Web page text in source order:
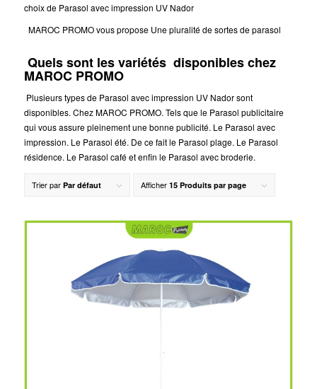
choix de Parasol avec impression UV Nador
MAROC PROMO vous propose Une pluralité de sortes de parasol
Quels sont les variétés disponibles chez
MAROC PROMO
Plusieurs types de Parasol avec impression UV Nador sont
disponibles. Chez MAROC PROMO. Tels que le Parasol publicitaire
qui vous assure pleinement une bonne publicité. Le Parasol avec
impression. Le Parasol été. De ce fait le Parasol plage. Le Parasol
résidence. Le Parasol café et enfin le Parasol avec broderie.
Trier par Par défaut Afficher 15 Produits par page